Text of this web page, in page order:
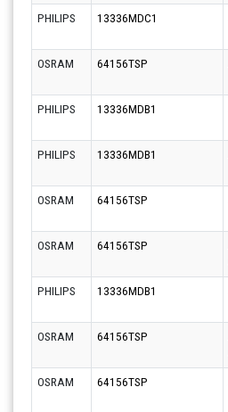
PHILIPS
13336MDC1
OSRAM 64156TSP
PHILIPS 13336MDB1
PHILIPS 13336MDB1
OSRAM
64156TSP
OSRAM
64156TSP
PHILIPS
13336MDB1
OSRAM
64156TSP
OSRAM
64156TSP